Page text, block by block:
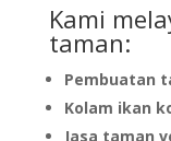
Kami
taman:
Pembuatan
Kolam ikan
Jasa taman